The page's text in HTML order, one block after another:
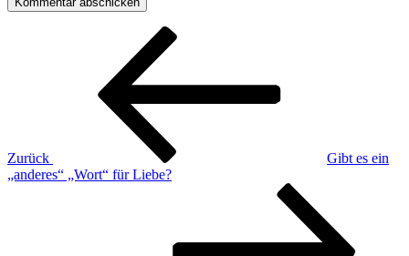
Beitragsnavigation
Zurück
Gibt es ein
„anderes“ „Wort“ für Liebe?